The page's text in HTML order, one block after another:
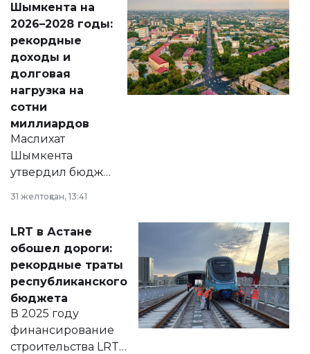
Венесуэлы.
Шымкента на
2026–2028 годы:
рекордные
доходы и
долговая
нагрузка на
сотни
миллиардов
Маслихат
Шымкента
утвердил бюджет
2028 годы.
документ
появился в базе
нормативных
правовых актов и
на сайте маслихат
города.
31 желтоқсан, 13:41
LRT в Астане
обошел дороги:
рекордные траты
республиканского
бюджета
В 2025 году
финансирование
строительства LRT